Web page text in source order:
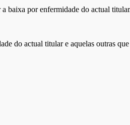
baixa por enfermidade do actual
do actual titular e aquelas outras